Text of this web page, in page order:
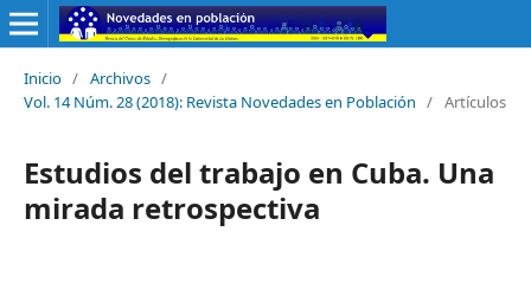
Inicio / Archivos /
Vol. 14 Núm. 28 (2018): Revista Novedades en Población / Artículos
Estudios del trabajo en Cuba. Una
mirada retrospectiva